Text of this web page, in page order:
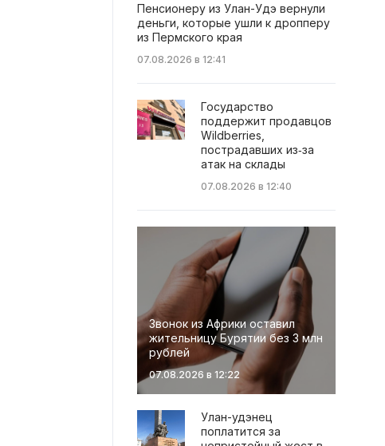
Пенсионеру из Улан-Удэ вернули
деньги, которые ушли к дропперу
из Пермского края
07.08.2026 в 12:41
Государство
поддержит продавцов
Wildberries,
пострадавших из‑за
атак на склады
07.08.2026 в 12:40
Звонок из Африки оставил
жительницу Бурятии без 3 млн
рублей
07.08.2026 в 12:22
Улан-удэнец
поплатится за